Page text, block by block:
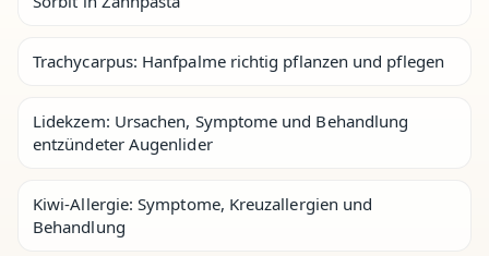
Trachycarpus: Hanfpalme richtig pflanzen und pflegen
Lidekzem: Ursachen, Symptome und Behandlung
entzündeter Augenlider
Kiwi-Allergie: Symptome, Kreuzallergien und
Behandlung